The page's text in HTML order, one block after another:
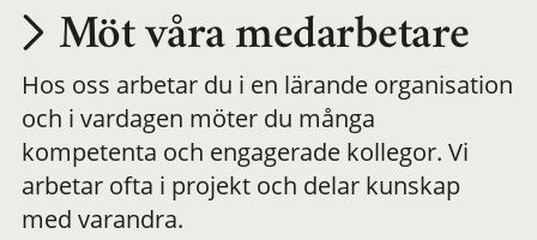
Möt våra medarbetare
Hos oss arbetar du i en lärande organisation
och i vardagen möter du många
kompetenta och engagerade kollegor. Vi
arbetar ofta i projekt och delar kunskap
med varandra.